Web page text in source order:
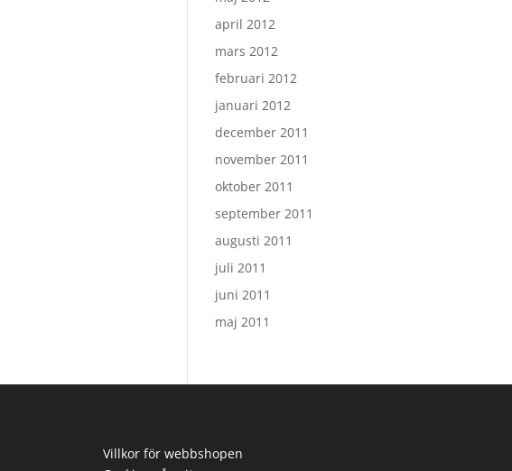
april 2012
mars 2012
februari 2012
januari 2012
december 2011
november 2011
oktober 2011
september 2011
augusti 2011
juli 2011
juni 2011
maj 2011
Villkor för webbshopen